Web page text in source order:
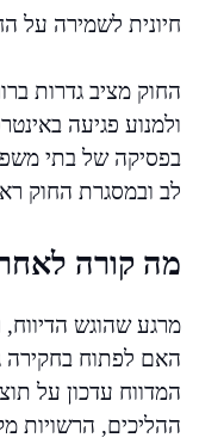
חיונית לשמירה על
החוק מציב גדרות
ולמנוע פגיעה
בפסיקה של בתי
לב ובמסגרת החוק
מה קורה
מרגע שהוגש
האם לפתוח בחקירה
המדווח עדכון על
ההליכים, הרשויות